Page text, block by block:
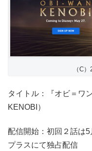
（C
タイトル：『オビ＝ワ
KENOBI）
配信開始：初回２話は
プラスにて独占配信